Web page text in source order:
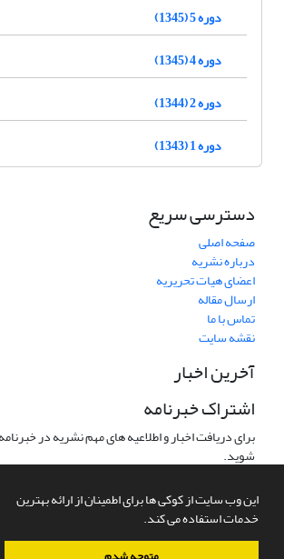
این وب سایت از کوکی ها برای اطمینان از ارائه بهترین
خدمات استفاده می کند.
دوره 5 (1345)
دوره 4 (1345)
دوره 2 (1344)
دوره 1 (1343)
دسترسی سریع
صفحه اصلی
درباره نشریه
اعضای هیات تحریریه
ارسال مقاله
تماس با ما
نقشه سایت
آخرین اخبار
اشتراک خبرنامه
برای دریافت اخبار و اطلاعیه های مهم نشریه در
شوید.